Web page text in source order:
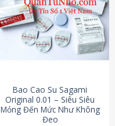
trên
trang
sản
phẩm
Bao Cao Su Sagami
Original 0.01 – Siêu Siêu
Mỏng Đến Mức Như Không
Đeo